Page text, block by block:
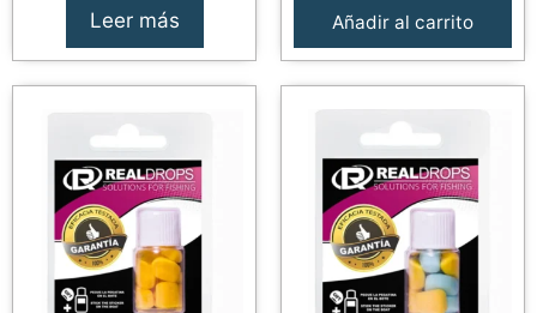
Leer más Añadir al carrito